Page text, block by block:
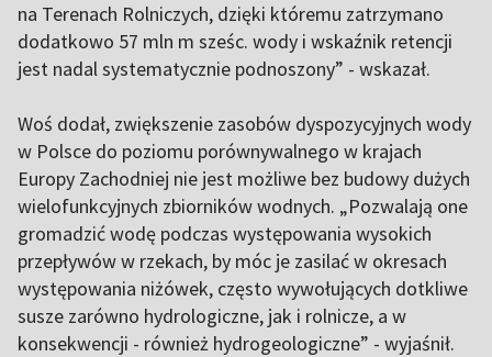
na Terenach Rolniczych, dzięki któremu zatrzymano
dodatkowo 57 mln m sześc. wody i wskaźnik retencji
jest nadal systematycznie podnoszony” - wskazał.
Woś dodał, zwiększenie zasobów dyspozycyjnych wody
w Polsce do poziomu porównywalnego w krajach
Europy Zachodniej nie jest możliwe bez budowy dużych
wielofunkcyjnych zbiorników wodnych. „Pozwalają one
gromadzić wodę podczas występowania wysokich
przepływów w rzekach, by móc je zasilać w okresach
występowania niżówek, często wywołujących dotkliwe
susze zarówno hydrologiczne, jak i rolnicze, a w
konsekwencji - również hydrogeologiczne” - wyjaśnił.